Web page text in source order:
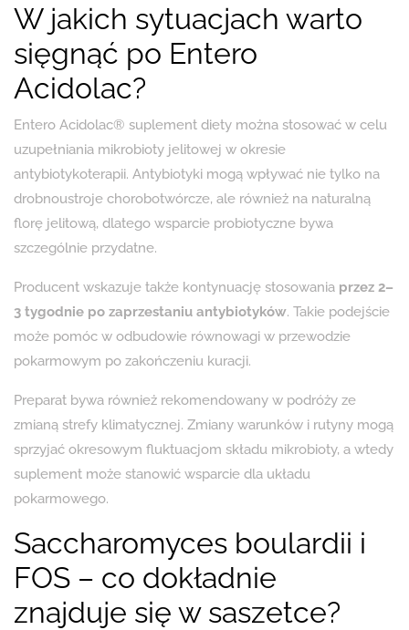
W jakich sytuacjach warto
sięgnąć po Entero
Acidolac?
Entero Acidolac® suplement diety można stosować w celu
uzupełniania mikrobioty jelitowej w okresie
antybiotykoterapii. Antybiotyki mogą wpływać nie tylko na
drobnoustroje chorobotwórcze, ale również na naturalną
florę jelitową, dlatego wsparcie probiotyczne bywa
szczególnie przydatne.
Producent wskazuje także kontynuację stosowania przez 2–
3 tygodnie po zaprzestaniu antybiotyków. Takie podejście
może pomóc w odbudowie równowagi w przewodzie
pokarmowym po zakończeniu kuracji.
Preparat bywa również rekomendowany w podróży ze
zmianą strefy klimatycznej. Zmiany warunków i rutyny mogą
sprzyjać okresowym fluktuacjom składu mikrobioty, a wtedy
suplement może stanowić wsparcie dla układu
pokarmowego.
Saccharomyces boulardii i
FOS – co dokładnie
znajduje się w saszetce?